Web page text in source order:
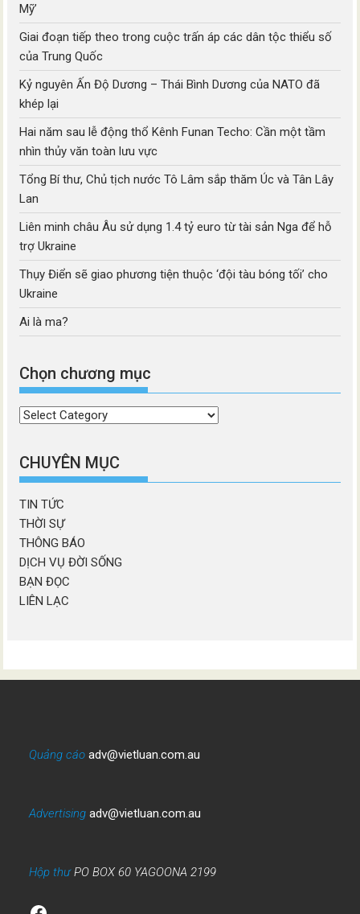
Mỹ’
Giai đoạn tiếp theo trong cuộc trấn áp các dân tộc thiểu số
của Trung Quốc
Kỷ nguyên Ấn Độ Dương – Thái Bình Dương của NATO đã
khép lại
Hai năm sau lễ động thổ Kênh Funan Techo: Cần một tầm
nhìn thủy văn toàn lưu vực
Tổng Bí thư, Chủ tịch nước Tô Lâm sắp thăm Úc và Tân Lây
Lan
Liên minh châu Âu sử dụng 1.4 tỷ euro từ tài sản Nga để hỗ
trợ Ukraine
Thụy Điển sẽ giao phương tiện thuộc ‘đội tàu bóng tối’ cho
Ukraine
Ai là ma?
Chọn chương mục
Chọn
mục
CHUYÊN MỤC
TIN TỨC
THỜI SỰ
THÔNG BÁO
DỊCH VỤ ĐỜI SỐNG
BẠN ĐỌC
LIÊN LẠC
Quảng cáo adv@vietluan.com.au
Advertising adv@vietluan.com.au
Hộp thưPO BOX 60 YAGOONA 2199